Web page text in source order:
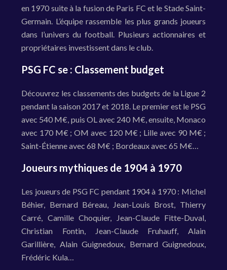
en 1970 suite à la fusion de Paris FC et le Stade Saint-
Germain. L’équipe rassemble les plus grands joueurs
dans l’univers du football. Plusieurs actionnaires et
propriétaires investissent dans le club.
PSG FC se : Classement budget
Découvrez les classements des budgets de la Ligue 2
pendant la saison 2017 et 2018. Le premier est le PSG
avec 540 M€, puis OL avec 240 M€, ensuite, Monaco
avec 170 M€ ; OM avec 120 M€ ; Lille avec 90 M€ ;
Saint-Étienne avec 68 M€ ; Bordeaux avec 65 M€…
Joueurs mythiques de 1904 à 1970
Les joueurs de PSG FC pendant 1904 à 1970 : Michel
Béhier, Bernard Béreau, Jean-Louis Brost, Thierry
Carré, Camille Choquier, Jean-Claude Fitte-Duval,
Christian Fontin, Jean-Claude Fruhauff, Alain
Garillière, Alain Guignedoux, Bernard Guignedoux,
Frédéric Kula…